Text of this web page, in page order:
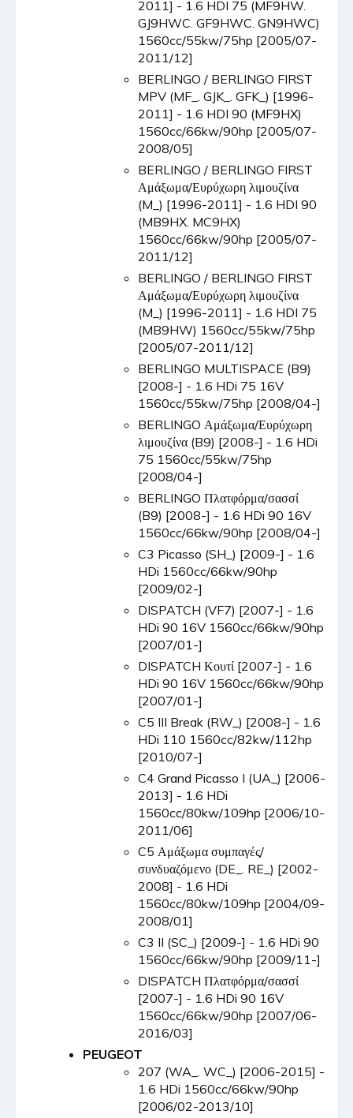
2011] - 1.6 HDI 75 (MF9HW.
GJ9HWC. GF9HWC. GN9HWC)
1560cc/55kw/75hp [2005/07-
2011/12]
BERLINGO / BERLINGO FIRST
MPV (MF_. GJK_. GFK_) [1996-
2011] - 1.6 HDI 90 (MF9HX)
1560cc/66kw/90hp [2005/07-
2008/05]
BERLINGO / BERLINGO FIRST
Αμάξωμα/Ευρύχωρη λιμουζίνα
(M_) [1996-2011] - 1.6 HDI 90
(MB9HX. MC9HX)
1560cc/66kw/90hp [2005/07-
2011/12]
BERLINGO / BERLINGO FIRST
Αμάξωμα/Ευρύχωρη λιμουζίνα
(M_) [1996-2011] - 1.6 HDI 75
(MB9HW) 1560cc/55kw/75hp
[2005/07-2011/12]
BERLINGO MULTISPACE (B9)
[2008-] - 1.6 HDi 75 16V
1560cc/55kw/75hp [2008/04-]
BERLINGO Αμάξωμα/Ευρύχωρη
λιμουζίνα (B9) [2008-] - 1.6 HDi
75 1560cc/55kw/75hp
[2008/04-]
BERLINGO Πλατφόρμα/σασσί
(B9) [2008-] - 1.6 HDi 90 16V
1560cc/66kw/90hp [2008/04-]
C3 Picasso (SH_) [2009-] - 1.6
HDi 1560cc/66kw/90hp
[2009/02-]
DISPATCH (VF7) [2007-] - 1.6
HDi 90 16V 1560cc/66kw/90hp
[2007/01-]
DISPATCH Κουτί [2007-] - 1.6
HDi 90 16V 1560cc/66kw/90hp
[2007/01-]
C5 III Break (RW_) [2008-] - 1.6
HDi 110 1560cc/82kw/112hp
[2010/07-]
C4 Grand Picasso I (UA_) [2006-
2013] - 1.6 HDi
1560cc/80kw/109hp [2006/10-
2011/06]
C5 Αμάξωμα συμπαγές/
συνδυαζόμενο (DE_. RE_) [2002-
2008] - 1.6 HDi
1560cc/80kw/109hp [2004/09-
2008/01]
C3 II (SC_) [2009-] - 1.6 HDi 90
1560cc/66kw/90hp [2009/11-]
DISPATCH Πλατφόρμα/σασσί
[2007-] - 1.6 HDi 90 16V
1560cc/66kw/90hp [2007/06-
2016/03]
PEUGEOT
207 (WA_. WC_) [2006-2015] -
1.6 HDi 1560cc/66kw/90hp
[2006/02-2013/10]